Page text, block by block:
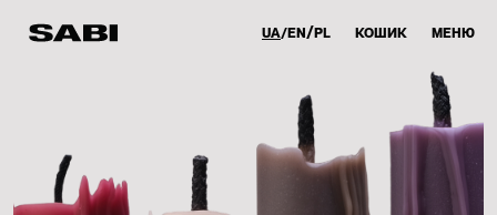
UA EN PL КОШИК МЕНЮ